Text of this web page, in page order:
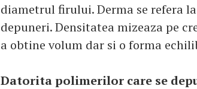
diametrul firului. Derma se refera
depuneri. Densitatea mizeaza pe
a obtine volum dar si o forma
Datorita polimerilor care se